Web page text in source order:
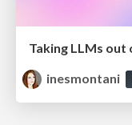
inesmontani